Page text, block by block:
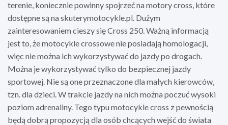
terenie, koniecznie powinny spojrzeć na motory cross, które
dostępne są naskuterymotocykle.pl. Dużym
zainteresowaniem cieszy sięCross 250. Ważną informacją
jest to, że motocykle crossowe nie posiadają homologacji,
więc nie można ich wykorzystywać do jazdy po drogach.
Można je wykorzystywać tylko do bezpiecznej jazdy
sportowej. Nie są one przeznaczone dla małych kierowców,
tzn. dla dzieci. W trakcie jazdy na nich można poczuć wysoki
poziom adrenaliny. Tego typu motocykle cross z pewnością
będą dobrą propozycją dla osób chcących wejść do świata